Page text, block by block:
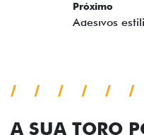
A SUA TORO